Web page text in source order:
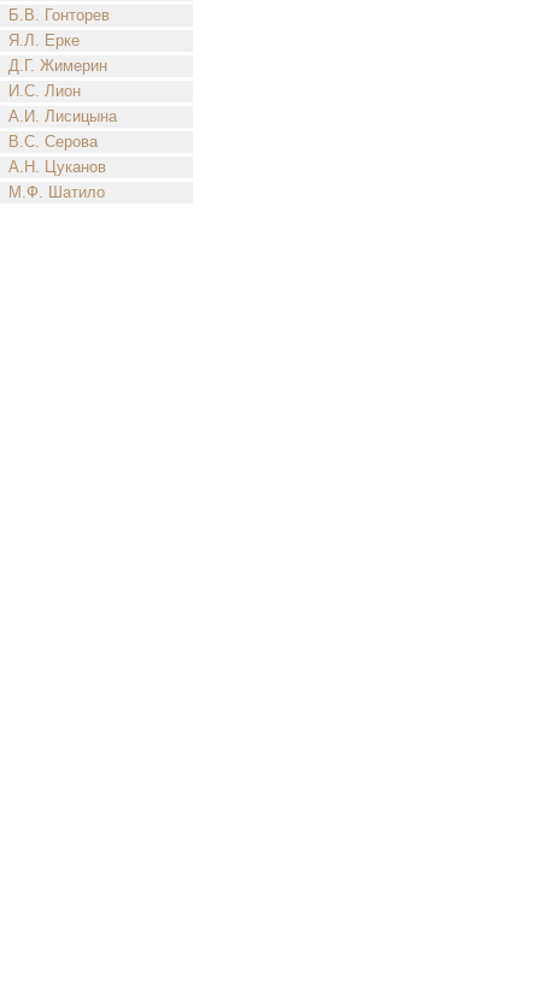
Б.В. Гонторев
Я.Л. Ерке
Д.Г. Жимерин
И.С. Лион
А.И. Лисицына
В.С. Серова
А.Н. Цуканов
М.Ф. Шатило